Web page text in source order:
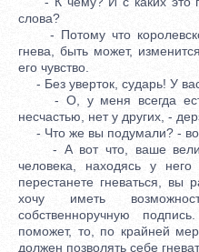
слова?
- Потому что
гнева, быть может,
его чувство.
- Без уверток, сударь! У
- О, у меня всегда есть
несчастью, нет у других, -
- Что же вы подумали? -
- А вот что, ваше
человека, находясь у
перестанете гневаться, вы
хочу иметь
собственноручную
поможет, то, по крайней
должен позволять себе